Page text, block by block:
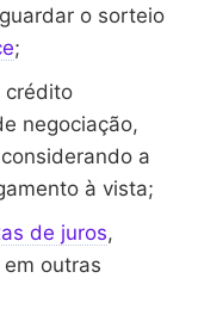
o sorteio
;
crédito
negociação,
a
à vista;
de juros,
outras